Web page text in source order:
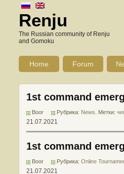
Renju
The Russian community of Renju
and Gomoku
Home Forum
1st command
Boor Рубрика: News . Метки:
21.07.2021
1st command
Boor Рубрика: Online
21.07.2021